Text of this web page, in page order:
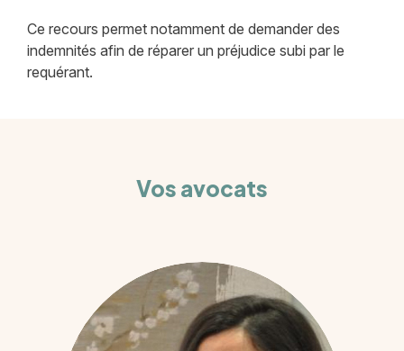
Ce recours permet notamment de demander des
indemnités afin de réparer un préjudice subi par le
requérant.
Vos avocats